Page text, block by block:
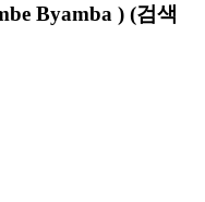
Byamba ) (검색